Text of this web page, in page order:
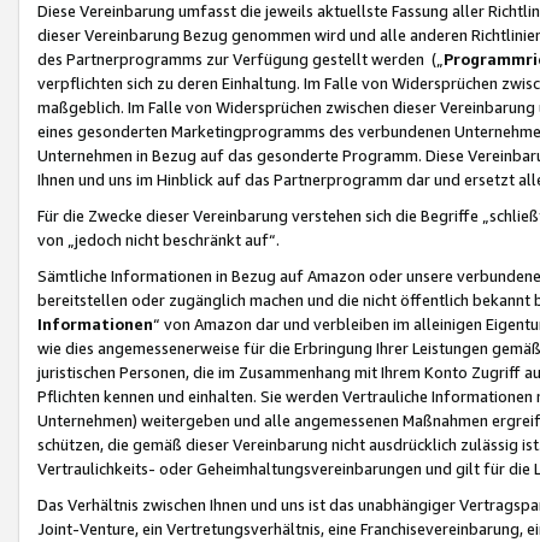
Diese Vereinbarung umfasst die jeweils aktuellste Fassung aller
dieser Vereinbarung Bezug genommen wird und alle anderen
des Partnerprogramms zur Verfügung gestellt werden („
verpflichten sich zu deren Einhaltung. Im Falle von Widersprüchen
maßgeblich. Im Falle von Widersprüchen zwischen dieser
eines gesonderten Marketingprogramms des verbundenen
Unternehmen in Bezug auf das gesonderte Programm. Diese
Ihnen und uns im Hinblick auf das Partnerprogramm dar und ersetzt
Für die Zwecke dieser Vereinbarung verstehen sich die Begriffe
von „jedoch nicht beschränkt auf“.
Sämtliche Informationen in Bezug auf Amazon oder unsere
bereitstellen oder zugänglich machen und die nicht öffentlich
Informationen“ von Amazon dar und verbleiben im alleinigen
wie dies angemessenerweise für die Erbringung Ihrer Leistungen
juristischen Personen, die im Zusammenhang mit Ihrem Konto
Pflichten kennen und einhalten. Sie werden Vertrauliche
Unternehmen) weitergeben und alle angemessenen Maßnahmen
schützen, die gemäß dieser Vereinbarung nicht ausdrücklich zulässig
Vertraulichkeits- oder Geheimhaltungsvereinbarungen und gilt für die
Das Verhältnis zwischen Ihnen und uns ist das unabhängiger
Joint-Venture, ein Vertretungsverhältnis, eine Franchisevereinbarung,